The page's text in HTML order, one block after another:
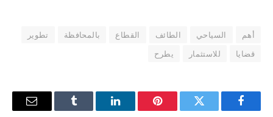
أهم السياحي الطائف القطاع بالمحافظة
تطوير
قضايا
للاستثمار يطرح
فيسبوك تويتر بينتيريستلينكدإن Tumblr
البريد